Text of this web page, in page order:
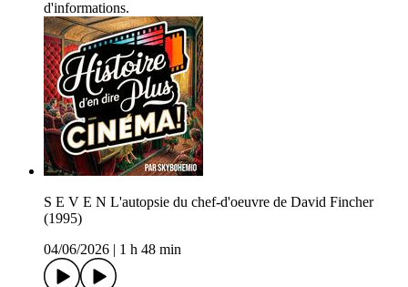
d'informations.
S E V E N L'autopsie du chef-d'oeuvre de David Fincher
(1995)
04/06/2026
1 h 48 min